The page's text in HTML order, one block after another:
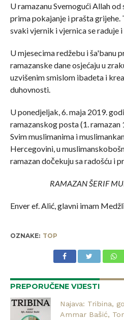
U ramazanu Svemogući Allah
prima pokajanje i prašta
svaki vjernik i vjernica se raduje i
U mjesecima redžebu i ša'banu
ramazanske dane osjećaju u
uzvišenim smislom ibadeta i
duhovnosti.
U ponedjeljak, 6. maja 2019.
ramazanskog posta (1. ramazan
Svim muslimanima i
Hercegovini, u
ramazan dočekuju sa radošću i
RAMAZAN ŠERIF
Enver ef. Alić, glavni imam
OZNAKE: TOP
PREPORUČENE VIJESTI
Najava: Tribina,
Ammar Bašić,